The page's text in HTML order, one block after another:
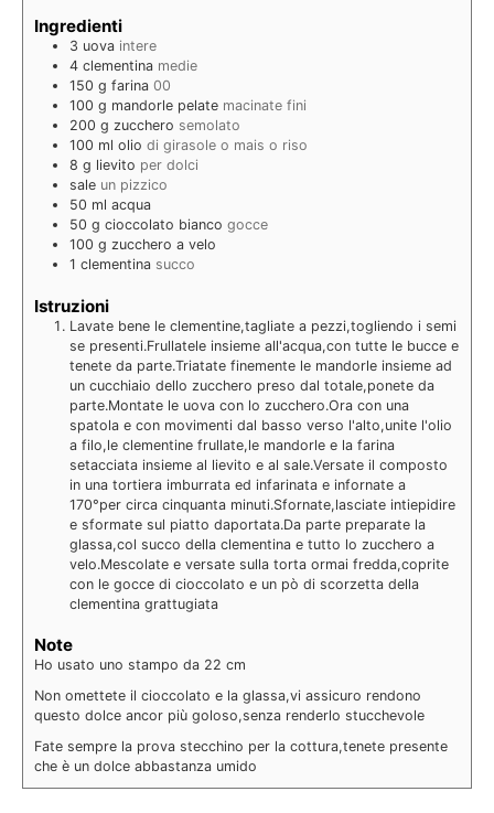
Ingredienti
3 uova intere
4 clementina medie
150 g farina 00
100 g mandorle pelate macinate fini
200 g zucchero semolato
100 ml olio di girasole o mais o riso
8 g lievito per dolci
sale un pizzico
50 ml acqua
50 g cioccolato bianco gocce
100 g zucchero a velo
1 clementina succo
Istruzioni
Lavate bene le clementine,tagliate a pezzi,togliendo i semi
se presenti.Frullatele insieme all'acqua,con tutte le bucce e
tenete da parte.Triatate finemente le mandorle insieme ad
un cucchiaio dello zucchero preso dal totale,ponete da
parte.Montate le uova con lo zucchero.Ora con una
spatola e con movimenti dal basso verso l'alto,unite l'olio
a filo,le clementine frullate,le mandorle e la farina
setacciata insieme al lievito e al sale.Versate il composto
in una tortiera imburrata ed infarinata e infornate a
170°per circa cinquanta minuti.Sfornate,lasciate intiepidire
e sformate sul piatto daportata.Da parte preparate la
glassa,col succo della clementina e tutto lo zucchero a
velo.Mescolate e versate sulla torta ormai fredda,coprite
con le gocce di cioccolato e un pò di scorzetta della
clementina grattugiata
Note
Ho usato uno stampo da 22 cm
Non omettete il cioccolato e la glassa,vi assicuro rendono
questo dolce ancor più goloso,senza renderlo stucchevole
Fate sempre la prova stecchino per la cottura,tenete presente
che è un dolce abbastanza umido